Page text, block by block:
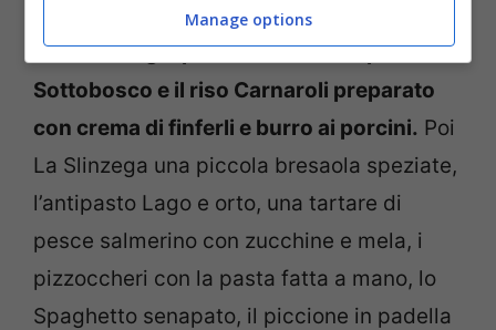
Al Crotto Valtellina potete gustare
base di funghi porcini come l’antipasto
Sottobosco e il riso Carnaroli preparato
con crema di finferli e burro ai porcini. Poi
La Slinzega una piccola bresaola speziate,
l’antipasto Lago e orto, una tartare di
pesce salmerino con zucchine e mela, i
pizzoccheri con la pasta fatta a mano, lo
Spaghetto senapato, il piccione in padella
Manage options